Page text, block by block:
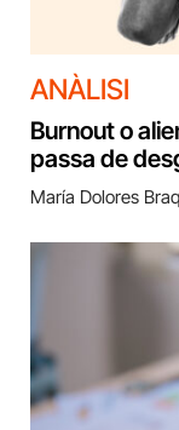
ANÀLISI
Burnout o
passa de
María Dolores